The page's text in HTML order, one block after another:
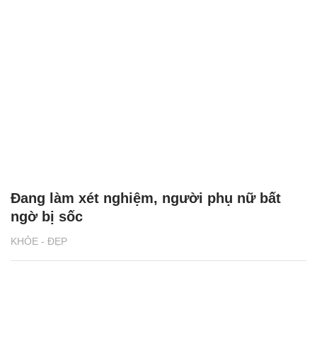
KHỎE - ĐẸP
Đang làm xét nghiệm, người phụ nữ bất
ngờ bị sốc